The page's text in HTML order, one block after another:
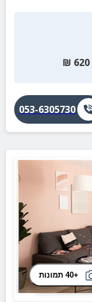
620
₪
053-6305730
+40 תמונות